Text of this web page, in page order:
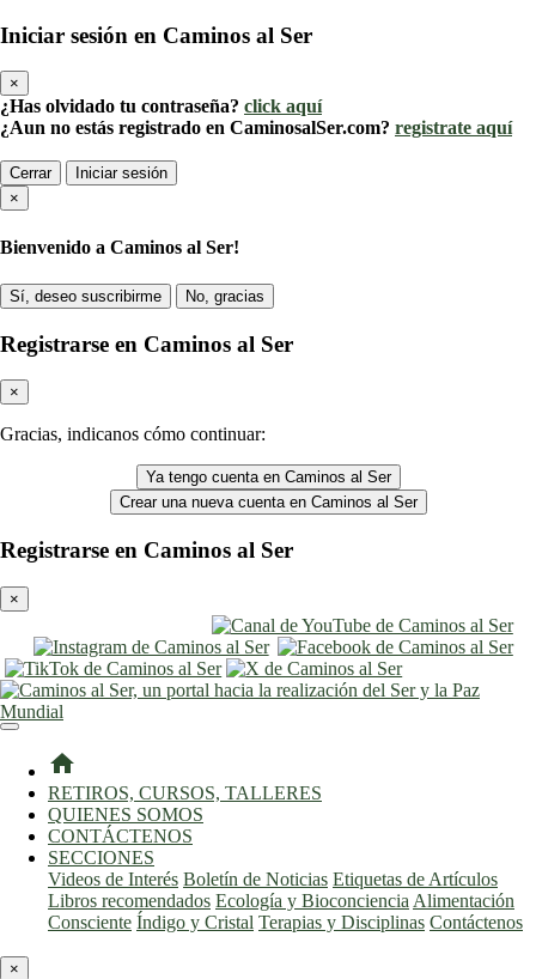
Iniciar sesión en Caminos al Ser
×
¿Has olvidado tu contraseña? click aquí
¿Aun no estás registrado en CaminosalSer.com? registrate aquí
Cerrar
Iniciar sesión
×
Bienvenido a Caminos al Ser!
Sí, deseo suscribirme No, gracias
Registrarse en Caminos al Ser
×
Gracias, indicanos cómo continuar:
Ya tengo cuenta en Caminos al Ser
Crear una nueva cuenta en Caminos al Ser
Registrarse en Caminos al Ser
×
home
RETIROS, CURSOS, TALLERES
QUIENES SOMOS
CONTÁCTENOS
SECCIONES
Videos de Interés Boletín de Noticias Etiquetas de Artículos
Libros recomendados Ecología y Bioconciencia Alimentación
Consciente Índigo y Cristal Terapias y Disciplinas Contáctenos
×